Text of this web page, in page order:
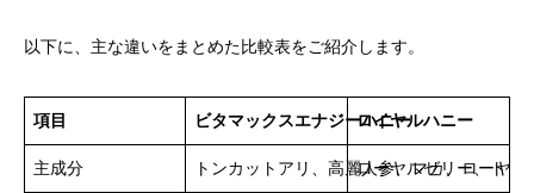
以下に、主な違いをまとめた比較表をご紹介します。
項目 ビタマックスエナジーハニーロイヤルハニー
主成分 トンカットアリ、高麗人参、マカ、ローヤル
ローヤルゼリー、トリ